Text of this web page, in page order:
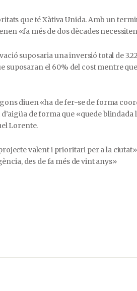
que té Xàtiva Unida. Amb un
«fa més de dos dècades
suposaria una inversió total de
suposaran el 60% del cost mentre
diuen «ha de fer-se de forma
de forma que «quede
Lorente.
valent i prioritari per a la
des de fa més de vint anys»